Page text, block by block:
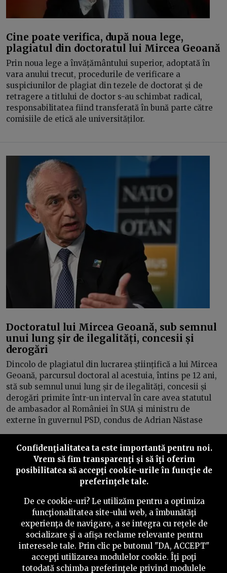
Cine poate verifica, după noua lege,
plagiatul din doctoratul lui Mircea Geoană
Prin noua lege a învățământului superior, adoptată în
vara anului trecut, procedurile de verificare a
suspiciunilor de plagiat din tezele de doctorat și de
retragere a titlului de doctor s-au schimbat radical,
responsabilitatea fiind transferată în bună parte către
comisiile de etică ale universităților.
Doctoratul lui Mircea Geoană, sub semnul
unui lung șir de ilegalități, concesii și
derogări
Dincolo de plagiatul din lucrarea științifică a lui Mircea
Geoană, parcursul doctoral al acestuia, întins pe 12 ani,
stă sub semnul unui lung șir de ilegalități, concesii și
derogări primite într-un interval în care avea statutul
de ambasador al României în SUA și ministru de
externe în guvernul PSD, condus de Adrian Năstase
Inapoi Inainte
©2026 PressOne.ro
Newslettere Despre noi Politica editorială
Confidenţialitatea ta este importantă pentru noi.
Vrem să fim transparenţi și să îţi oferim
posibilitatea să accepţi cookie-urile în funcţie de
preferinţele tale.
De ce cookie-uri? Le utilizăm pentru a optimiza
funcţionalitatea site-ului web, a îmbunătăţi
experienţa de navigare, a se integra cu reţele de
socializare şi a afişa reclame relevante pentru
interesele tale. Prin clic pe butonul "DA, ACCEPT"
accepţi utilizarea modulelor cookie. Îţi poţi
totodată schimba preferinţele privind modulele